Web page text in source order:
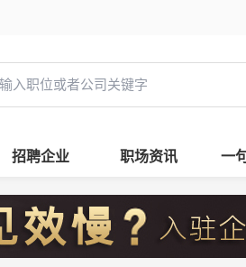
招聘企业 职场资讯 一